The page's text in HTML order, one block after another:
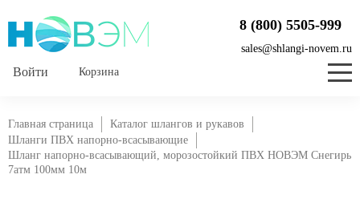
8 (800) 5505-999
sales@shlangi-novem.ru
Корзина
Главная страница
Каталог шлангов и рукавов
Шланги ПВХ напорно-всасывающие
Шланг напорно-всасывающий, морозостойкий ПВХ НОВЭМ Снегирь
7атм 100мм 10м